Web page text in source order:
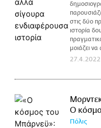
στις δύο
ιστορία
μοιάζει να
27.4.2022
Ο
Πόλις